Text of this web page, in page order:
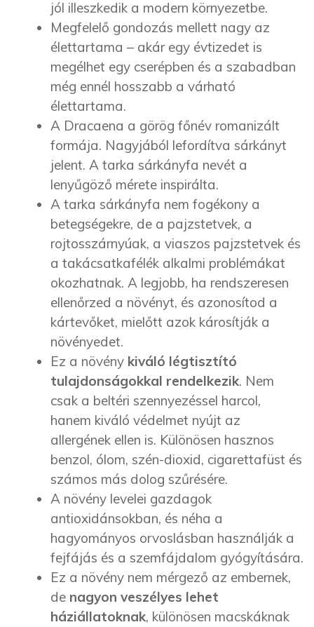
jól illeszkedik a modern környezetbe.
Megfelelő gondozás mellett nagy az
élettartama – akár egy évtizedet is
megélhet egy cserépben és a szabadban
még ennél hosszabb a várható
élettartama.
A Dracaena a görög főnév romanizált
formája. Nagyjából lefordítva sárkányt
jelent. A tarka sárkányfa nevét a
lenyűgöző mérete inspirálta.
A tarka sárkányfa nem fogékony a
betegségekre, de a pajzstetvek, a
rojtosszárnyúak, a viaszos pajzstetvek és
a takácsatkafélék alkalmi problémákat
okozhatnak. A legjobb, ha rendszeresen
ellenőrzed a növényt, és azonosítod a
kártevőket, mielőtt azok károsítják a
növényedet.
Ez a növény kiváló légtisztító
tulajdonságokkal rendelkezik. Nem
csak a beltéri szennyezéssel harcol,
hanem kiváló védelmet nyújt az
allergének ellen is. Különösen hasznos
benzol, ólom, szén-dioxid, cigarettafüst és
számos más dolog szűrésére.
A növény levelei gazdagok
antioxidánsokban, és néha a
hagyományos orvoslásban használják a
fejfájás és a szemfájdalom gyógyítására.
Ez a növény nem mérgező az embernek,
de nagyon veszélyes lehet
háziállatoknak, különösen macskáknak